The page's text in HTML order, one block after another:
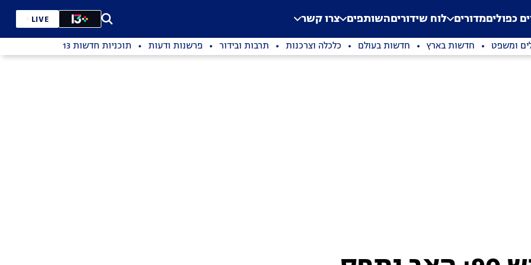
Application error: a
. כפוליםמדורים לוח שידוריםהשותפים צרו קשר LIVE
ומשפט חדשות בארץ חדשות בעולם כלכלה וצרכנות תרבות ובידור פרשנות ודעות תוכניות חדשות 13